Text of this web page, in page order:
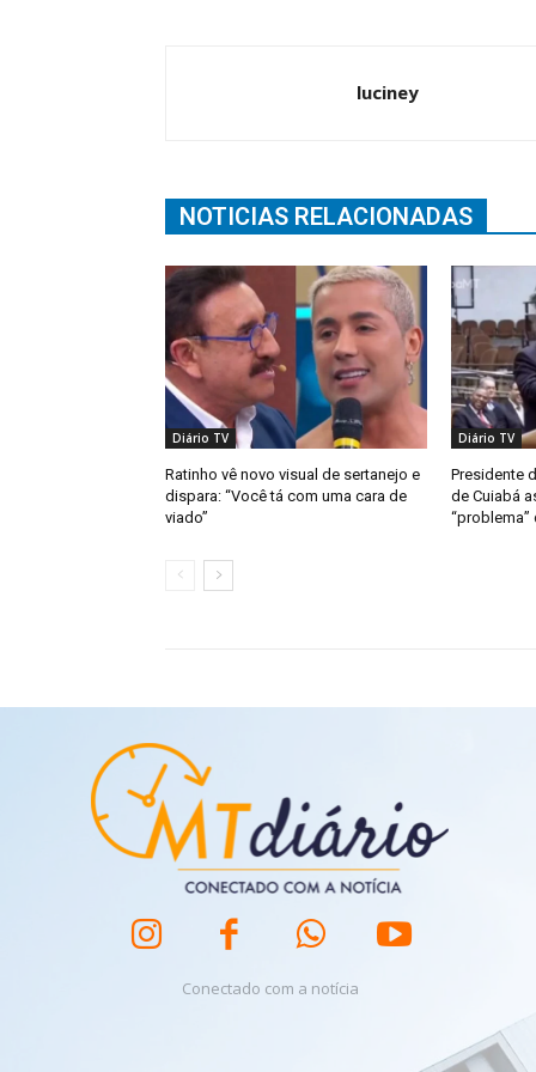
luciney
NOTICIAS RELACIONADAS
Diário TV
Ratinho vê novo visual de sertanejo e
dispara: “Você tá com uma cara de
viado”
Diário TV
Presidente
de Cuiabá
“problema”
Conectado com a notícia